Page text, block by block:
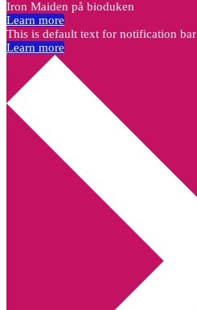
Iron Maiden på bioduken
Learn more
This is default text for notification bar
Learn more